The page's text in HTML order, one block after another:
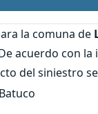
la comuna de
acuerdo con
del siniestro